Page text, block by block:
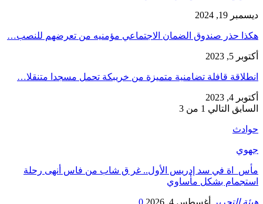
ديسمبر 19, 2024
هكذا حذر صندوق الضمان الاجتماعي مؤمنيه من تعرضهم للنصب…
أكتوبر 5, 2023
انطلاقة قافلة تضامنية متميزة من خريبكة تحمل مسجدا متنقلا…
أكتوبر 4, 2023
السابق التالي 1 من 3
حوادث
جهوي
مأس_اة في سد إدريس الأول.. غر ق شاب من فاس أنهى رحلة
استجمام بشكل مأساوي
هيئة التحرير أغسطس 4, 2026 0